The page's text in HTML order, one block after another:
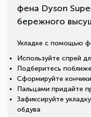
фена Dyson
бережного
Укладке с помощью
Используйте спрей
Подберитесь
Сформируйте кончики
Пальцами придайте
Зафиксируйте
обдува